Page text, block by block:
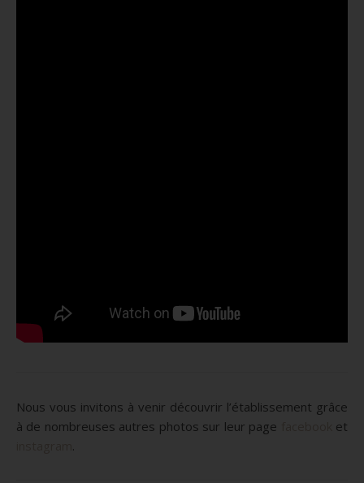
Nous vous invitons à venir découvrir l’établissement grâce
à de nombreuses autres photos sur leur page
et
.